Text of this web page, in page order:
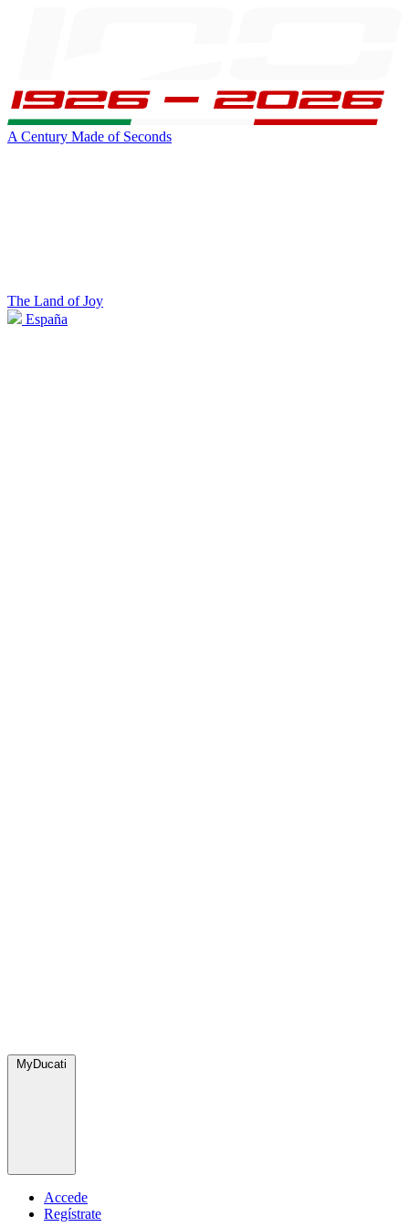
A Century Made of Seconds
The Land of Joy
España
MyDucati
Accede
Regístrate